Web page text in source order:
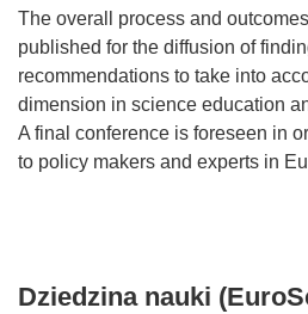
The overall process and
published for the diffusion of
recommendations to take into
dimension in science education
A final conference is foreseen in
to policy makers and experts in
Dziedzina nauki